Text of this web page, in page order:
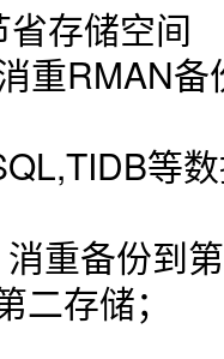
存储空间
重RMAN
等
重备份到
存储；